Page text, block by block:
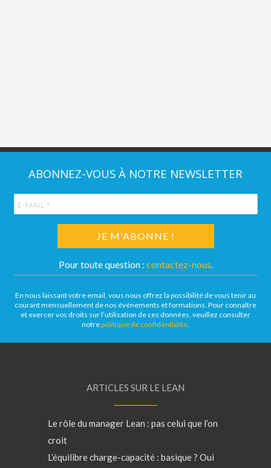
ABONNEZ-VOUS À NOTRE NEWSLETTER
Pour toute question : contactez-nous
En nous laissant votre email, vous nous offrez la possibilité de vous tenir au
courant mensuellement de nos événements et formations. Pour connaître
et exercer vos droits sur l’utilisation de ces données, veuillez consulter
notrepolitique de confidentialité
ARTICLES SUR LE LEAN
Le rôle du manager Lean : pas celui que l’on
croit
L’équilibre charge-capacité : basique ? Oui